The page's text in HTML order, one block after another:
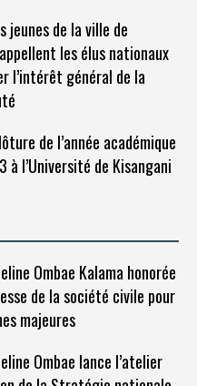
jeunes de la ville de
les élus nationaux
l’intérêt général de la
de l’année académique
à l’Université de Kisangani
Ombae Kalama honorée
de la société civile pour
majeures
Ombae lance l’atelier